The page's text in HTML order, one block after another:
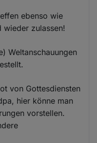
ebenso wie
wieder zulassen!
Weltanschauungen
von Gottesdiensten
hier könne man
vorstellen.